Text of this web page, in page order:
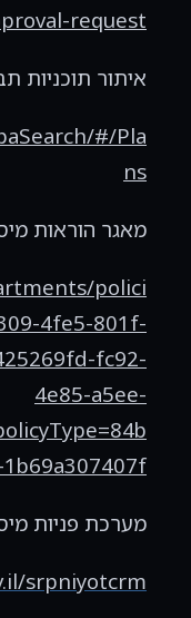
request
איתור תוכניות
#/Pla
ns
מאגר הוראות
polici
4fe5-801f-
fc92-
4e85-a5ee-
מערכת פניות
srpniyotcrm